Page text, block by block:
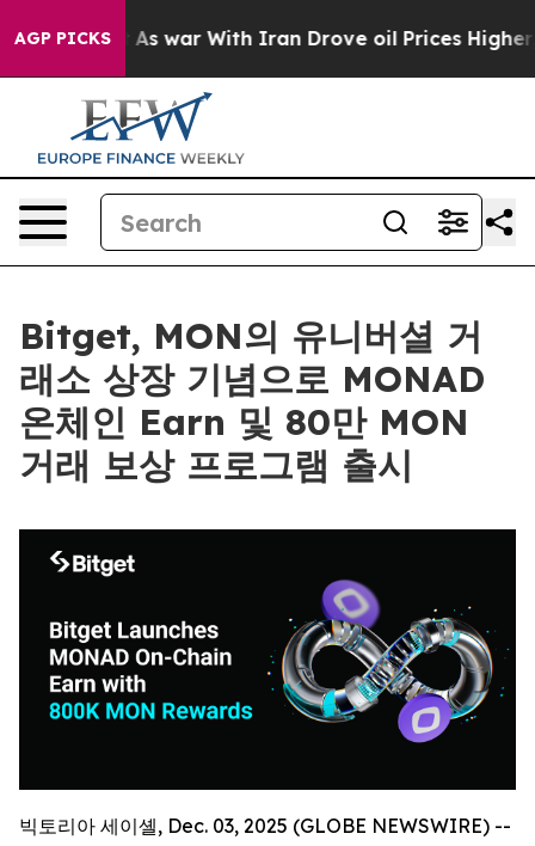
AGP PICKS
Didn’t As war With Iran Drove oil Prices Higher,
Bitget, MON의 유니버셜 거
래소 상장 기념으로 MONAD
온체인 Earn 및 80만 MON
거래 보상 프로그램 출시
빅토리아 세이셸, Dec. 03, 2025 (GLOBE NEWSWIRE) --